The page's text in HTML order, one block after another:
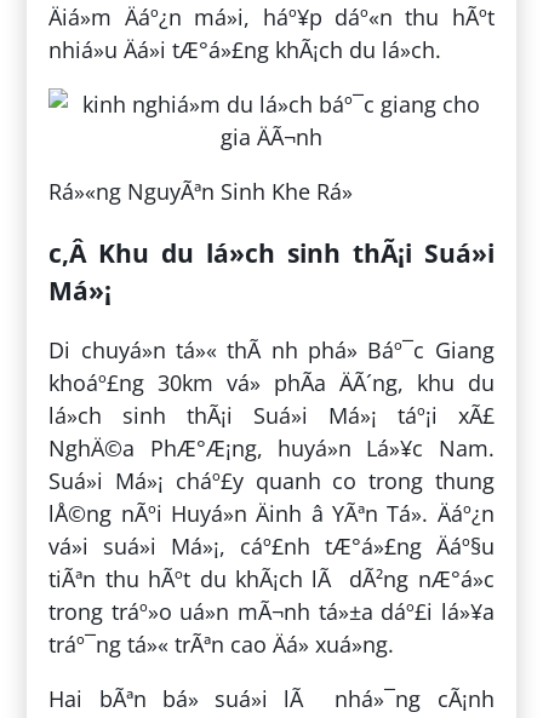
Äiá»m Äáº¿n má»i, háº¥p dáº«n thu hÃºt
nhiá»u Äá»i tÆ°á»£ng khÃ¡ch du lá»ch.
Rá»«ng NguyÃªn Sinh Khe Rá»
c,Â Khu du lá»ch sinh thÃ¡i Suá»i
Má»¡
Di chuyá»n tá»« thÃ nh phá» Báº¯c Giang
khoáº£ng 30km vá» phÃ­a ÄÃ´ng, khu du
lá»ch sinh thÃ¡i Suá»i Má»¡ táº¡i xÃ£
NghÄ©a PhÆ°Æ¡ng, huyá»n Lá»¥c Nam.
Suá»i Má»¡ cháº£y quanh co trong thung
lÅ©ng nÃºi Huyá»n Äinh â YÃªn Tá»­. Äáº¿n
vá»i suá»i Má»¡, cáº£nh tÆ°á»£ng Äáº§u
tiÃªn thu hÃºt du khÃ¡ch lÃ dÃ²ng nÆ°á»c
trong tráº»o uá»n mÃ¬nh tá»±a dáº£i lá»¥a
tráº¯ng tá»« trÃªn cao Äá» xuá»ng.
Hai bÃªn bá» suá»i lÃ nhá»¯ng cÃ¡nh